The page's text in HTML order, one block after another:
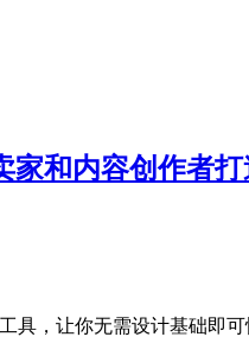
家和内容创作者
，让你无需设计基础即可